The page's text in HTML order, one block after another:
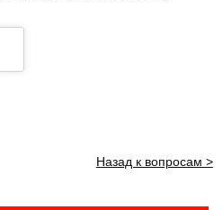
Назад к вопросам >